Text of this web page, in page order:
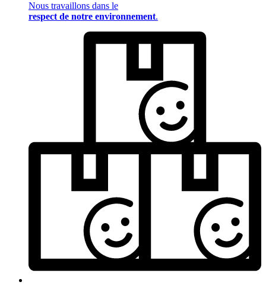
Nous travaillons dans le
respect de notre environnement.